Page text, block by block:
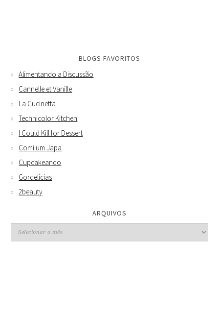
BLOGS FAVORITOS
Alimentando a Discussão
Cannelle et Vanille
La Cucinetta
Technicolor Kitchen
I Could Kill for Dessert
Comi um Japa
Cupcakeando
Gordelícias
2beauty
ARQUIVOS